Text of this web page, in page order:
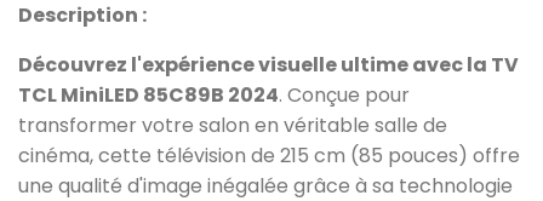
Description :
Découvrez l'expérience visuelle ultime avec la TV
TCL MiniLED 85C89B 2024. Conçue pour
transformer votre salon en véritable salle de
cinéma, cette télévision de 215 cm (85 pouces) offre
une qualité d'image inégalée grâce à sa technologie